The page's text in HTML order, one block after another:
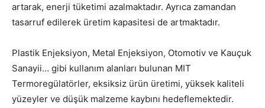
artarak, enerji tüketimi azalmaktadır. Ayrıca zamandan
tasarruf edilerek üretim kapasitesi de artmaktadır.
Plastik Enjeksiyon, Metal Enjeksiyon, Otomotiv ve Kauçuk
Sanayii… gibi kullanım alanları bulunan MIT
Termoregülatörler, eksiksiz ürün üretimi, yüksek kaliteli
yüzeyler ve düşük malzeme kaybını hedeflemektedir.